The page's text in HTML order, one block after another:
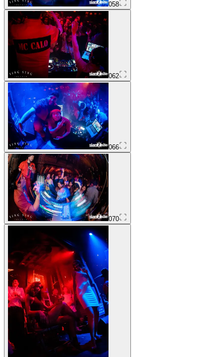
058
062
066
070